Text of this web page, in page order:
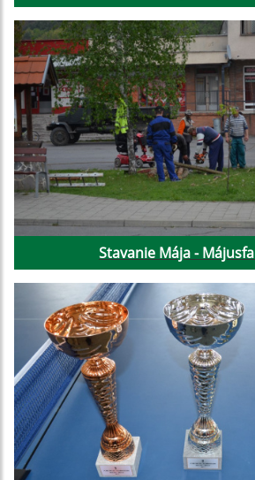
Stavanie Mája -